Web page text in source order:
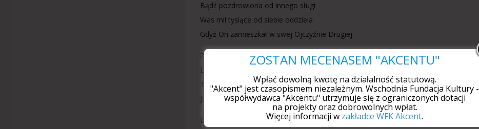
Bądź pozdrowiona od innego sługi
Was mil tysiące od siebie oddziela
Gdyż On zamieszkał w swej Ojczyźnie Drugiej
Z daleka tęskni malując obrazy
Dzieciństwa swego młodości i płacze
Tam pozostawił pół serca bez skazy
Jako Ormianin zna życie tułacze
Drugie pół serca przywiódł tutaj w gości
ZOSTAŃ MECENASEM "AKCENTU"
Wpłać dowolną kwotę na działalność statutową.
"Akcent" jest czasopismem niezależnym. Wschodnia Fundacja Kultury -
współwydawca "Akcentu" utrzymuje się z ograniczonych dotacji
na projekty oraz dobrowolnych wpłat.
Więcej informacji w zakładce WFK Akcent.